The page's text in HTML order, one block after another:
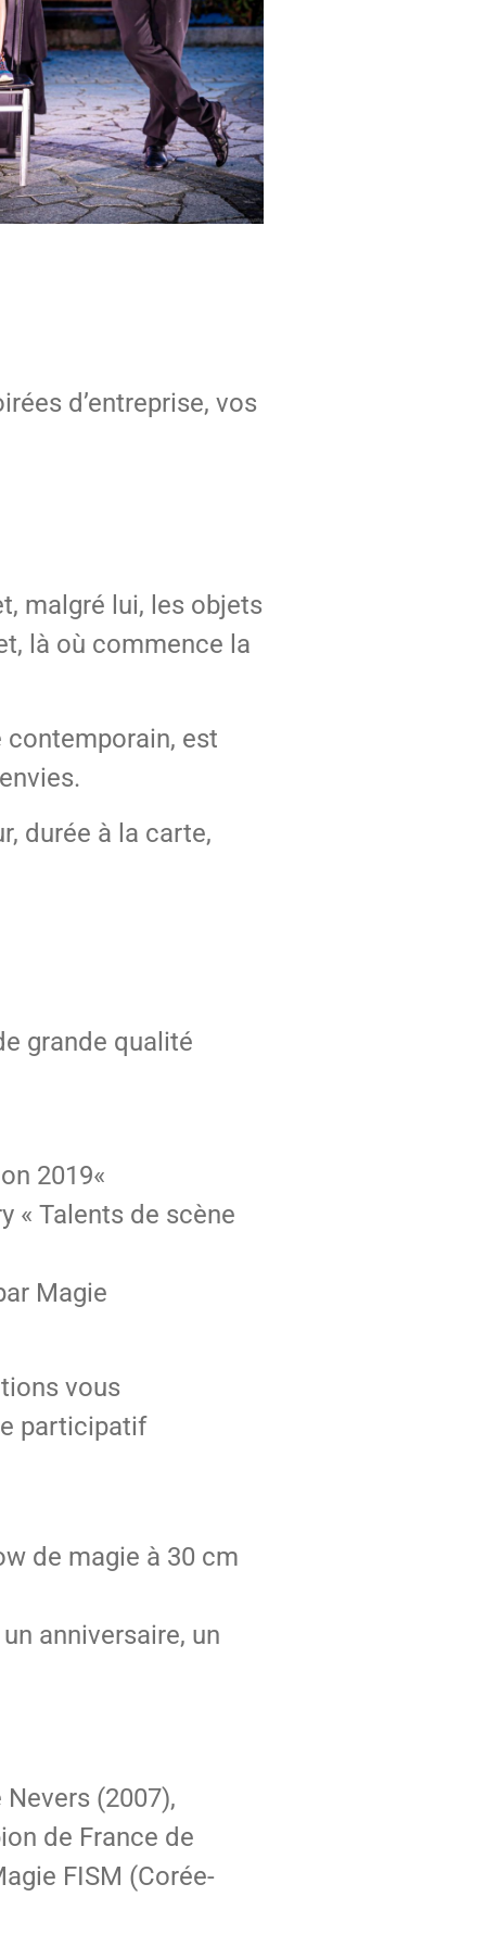
d’entreprise, vos
malgré lui, les objets
là où commence la
est
durée à la carte,
grande qualité
2019«
« Talents de scène
Magie
vous
participatif
de magie à 30 cm
anniversaire, un
(2007),
de France de
FISM (Corée-